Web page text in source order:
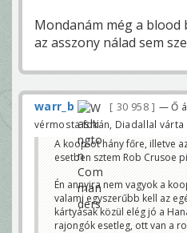
Mondanám még a blood
az asszony nálad sem
warr_b 30 958
— Ő
vérmosta fokán, Diadallal várta
A koop-ot hány főre, illetve
esetben sztem Rob Crusoe
Én annyira nem vagyok a
valami egyszerűbb kell az
kártyásak közül elég jó a
rajongók esetleg, ott van a